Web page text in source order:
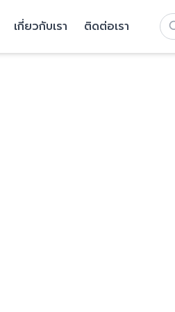
เกี่ยวกับเรา ติดต่อเรา